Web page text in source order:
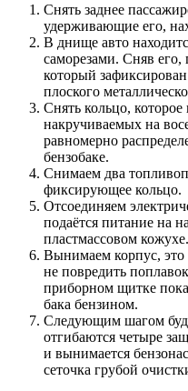
Cнять заднее
удерживающие его,
В днище авто
саморезами. Сняв его,
который
плоского
Снять кольцо,
накручиваемых на
равномерно
бензобаке.
Снимаем два
фиксирующее кольцо.
Отсоединяем
подаётся питание на
пластмассовом кожухе.
Вынимаем корпус, это
не повредить
приборном щитке
бака бензином.
Следующим шагом
отгибаются четыре
и вынимается
сеточка грубой